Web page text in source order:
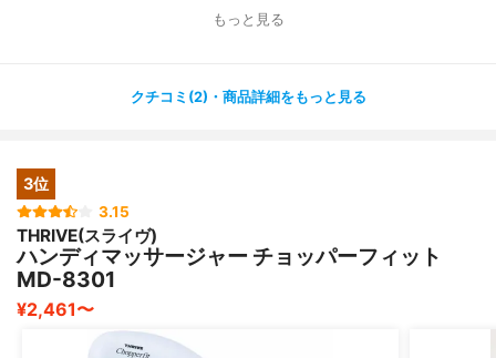
振動はかなりパワフルなので、肩こりがひどい父も満足し
す✨
筋トレ後のケアにも良いみたいなので、トレーニングを
されている方にもおすすめです✨
もっと見る
クチコミ(2)・商品詳細をもっと見る
3位
3.15
THRIVE(スライヴ)
ハンディマッサージャー チョッパーフィット
MD-8301
¥2,461〜